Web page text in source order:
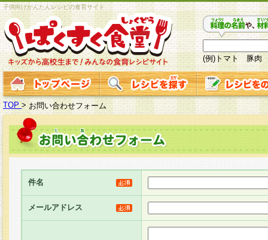
子供向けかんたんレシピの食育サイト
(例)トマト 豚肉
TOP > お問い合わせフォーム
件名
メールアドレス